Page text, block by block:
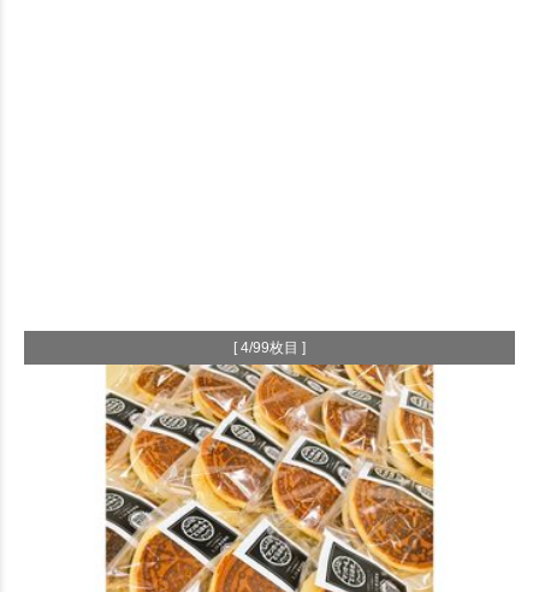
[ 4/99枚目 ]